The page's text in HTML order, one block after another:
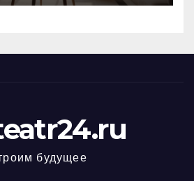
будущее